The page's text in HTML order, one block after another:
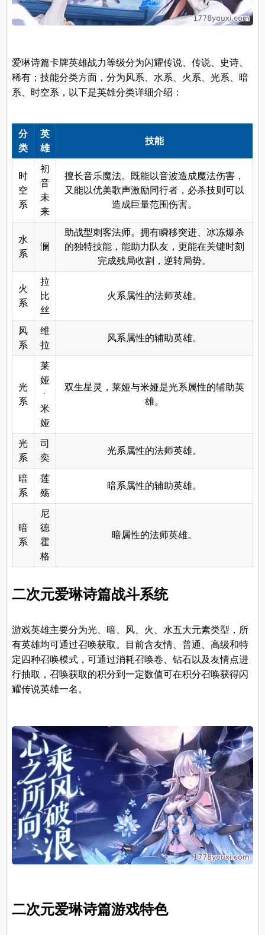
爱琳诗篇卡牌英雄战力等级分为闪耀传说、传说、史诗、
稀有；技能分类方面，分为风系、水系、火系、光系、暗
系、时空系，以下是英雄分类详细介绍：
分
类
英
雄
技能
时
空
系
初
音
未
来
擅长音乐魔法。既能以音波造成魔法伤害，
又能以优美歌声激励同行者，必杀技则可以
造成巨量范围伤害。
水
系
澜
助战型刺客法师。拥有瞬移突进、冰冻爆杀
的独特技能，能助力队友，更能在关键时刻
完成残局收割，逆转局势。
火
系
拉
比
丝
火系属性的法师英雄。
风
系
维
拉
风系属性的辅助英雄。
光
系
莱
娅
·
米
娅
双生星灵，莱娅与米娅是光系属性的辅助英
雄。
光
系
司
奕
光系属性的法师英雄。
暗
系
莲
殇
暗系属性的辅助英雄。
暗
系
尼
德
霍
格
暗属性的法师英雄。
二次元爱琳诗篇战斗系统
游戏英雄主要分为光、暗、风、火、水五大元素类型，所
有英雄均可通过召唤获取。目前含友情、普通、高级和特
定四种召唤模式，可通过消耗召唤卷、钻石以及友情点进
行抽取，召唤获取的积分到一定数值可在积分召唤获得闪
耀传说英雄一名。
二次元爱琳诗篇游戏特色